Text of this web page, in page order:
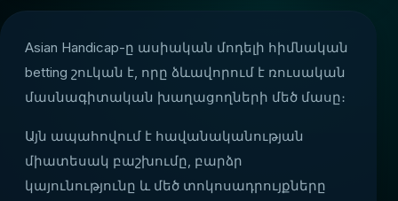
Asian Handicap-ը ասիական մոդելի հիմնական
betting շուկան է, որը ձևավորում է ռուսական
մասնագիտական խաղացողների մեծ մասը։
Այն ապահովում է հավանականության
միատեսակ բաշխումը, բարձր
կայունությունը և մեծ տոկոսադրույքները